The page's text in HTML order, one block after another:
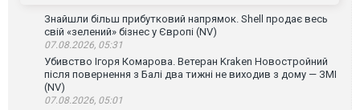
Знайшли більш прибутковий напрямок. Shell продає весь
свій «зелений» бізнес у Європі (NV)
07.08.2026, 05:31
Убивство Ігоря Комарова. Ветеран Kraken Новостройний
після повернення з Балі два тижні не виходив з дому — ЗМІ
(NV)
07.08.2026, 05:01